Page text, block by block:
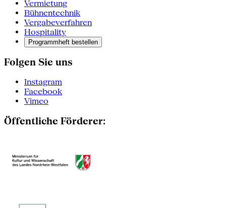
Vermietung
Bühnentechnik
Vergabeverfahren
Hospitality
Programmheft bestellen
Folgen Sie uns
Instagram
Facebook
Vimeo
Öffentliche Förderer: